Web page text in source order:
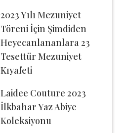
2023 Yılı Mezuniyet
Töreni İçin Şimdiden
Heyecanlananlara 23
Tesettür Mezuniyet
Kıyafeti
Laidee Couture 2023
İlkbahar Yaz Abiye
Koleksiyonu